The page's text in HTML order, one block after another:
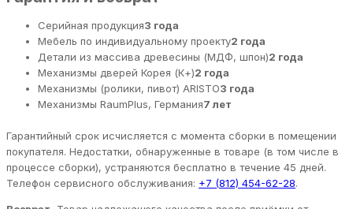
Серийная продукция3 года
Мебель по индивидуальному проекту2 года
Детали из массива древесины (МДФ, шпон)2 года
Механизмы дверей Корея (К+)2 года
Механизмы (ролики, пивот) ARISTO3 года
Механизмы RaumPlus, Германия7 лет
Гарантийный срок исчисляется с момента сборки в помещении
покупателя. Недостатки, обнаруженные в товаре (в том числе в
процессе сборки), устраняются бесплатно в течение 45 дней.
Телефон сервисного обслуживания: +7 (812) 454-62-28.